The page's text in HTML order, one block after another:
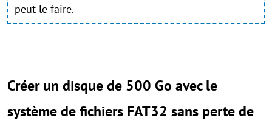
peut le faire.
Créer un disque de 500 Go avec le
système de fichiers FAT32 sans perte de